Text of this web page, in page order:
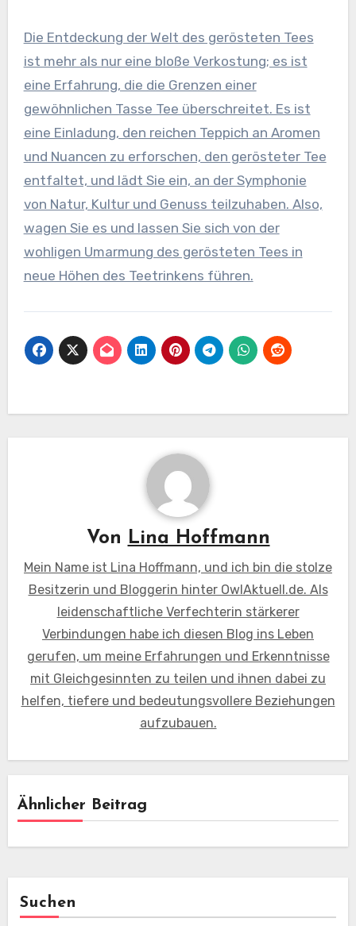
Die Entdeckung der Welt des gerösteten Tees
ist mehr als nur eine bloße Verkostung; es ist
eine Erfahrung, die die Grenzen einer
gewöhnlichen Tasse Tee überschreitet. Es ist
eine Einladung, den reichen Teppich an Aromen
und Nuancen zu erforschen, den gerösteter Tee
entfaltet, und lädt Sie ein, an der Symphonie
von Natur, Kultur und Genuss teilzuhaben. Also,
wagen Sie es und lassen Sie sich von der
wohligen Umarmung des gerösteten Tees in
neue Höhen des Teetrinkens führen.
Von Lina Hoffmann
Mein Name ist Lina Hoffmann, und ich bin die stolze
Besitzerin und Bloggerin hinter OwlAktuell.de. Als
leidenschaftliche Verfechterin stärkerer
Verbindungen habe ich diesen Blog ins Leben
gerufen, um meine Erfahrungen und Erkenntnisse
mit Gleichgesinnten zu teilen und ihnen dabei zu
helfen, tiefere und bedeutungsvollere Beziehungen
aufzubauen.
Ähnlicher Beitrag
Suchen